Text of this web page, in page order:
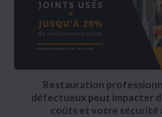
Restauration
défectueux peut impacter
coûts et votre sécurité